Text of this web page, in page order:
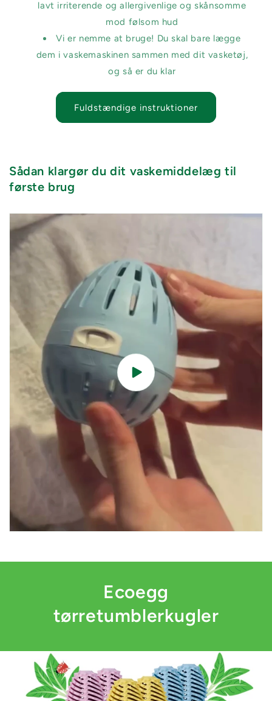
lavt irriterende og allergivenlige og skånsomme
mod følsom hud
Vi er nemme at bruge! Du skal bare lægge
dem i vaskemaskinen sammen med dit vasketøj,
og så er du klar
Fuldstændige instruktioner
Sådan klargør du dit vaskemiddelæg til
første brug
Ecoegg
tørretumblerkugler